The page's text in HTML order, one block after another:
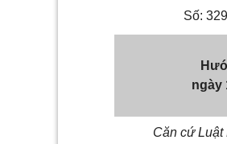
Số:
ngày
Căn cứ Luật